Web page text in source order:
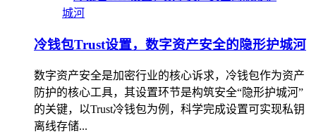
冷钱包Trust设置，数字资产安全的隐形护城河
数字资产安全是加密行业的核心诉求，冷钱包作为资产
防护的核心工具，其设置环节是构筑安全“隐形护城河”
的关键，以Trust冷钱包为例，科学完成设置可实现私钥
离线存储...